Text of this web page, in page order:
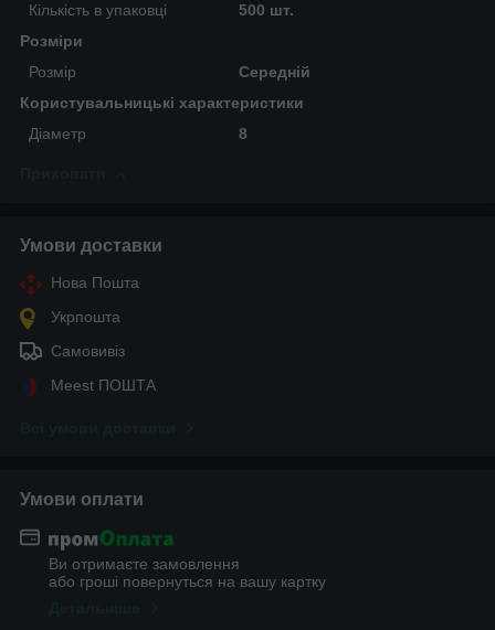
Кількість в упаковці
500 шт.
Розміри
Розмір
Середній
Користувальницькі характеристики
Діаметр
8
Умови доставки
Нова Пошта
Укрпошта
Самовивіз
Meest ПОШТА
Умови оплати
Ви отримаєте замовлення
або гроші повернуться на вашу картку